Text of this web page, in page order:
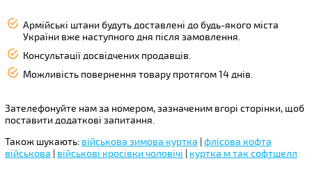
Армійські штани будуть доставлені до будь-якого міста
України вже наступного дня після замовлення.
Консультації досвідчених продавців.
Можливість повернення товару протягом 14 днів.
Зателефонуйте нам за номером, зазначеним вгорі сторінки, щоб
поставити додаткові запитання.
Також шукають: військова зимова куртка флісова кофта
військова
військові кросівки чоловічі куртка м так софтшелл